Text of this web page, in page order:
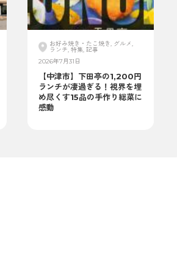
お好み焼き・たこ焼き, グルメ,
ランチ, 特集, 記事
2026年7月31日
【中津市】下田亭の1,200円
ランチが凄過ぎる！視界を埋
め尽くす15品の手作り総菜に
感動